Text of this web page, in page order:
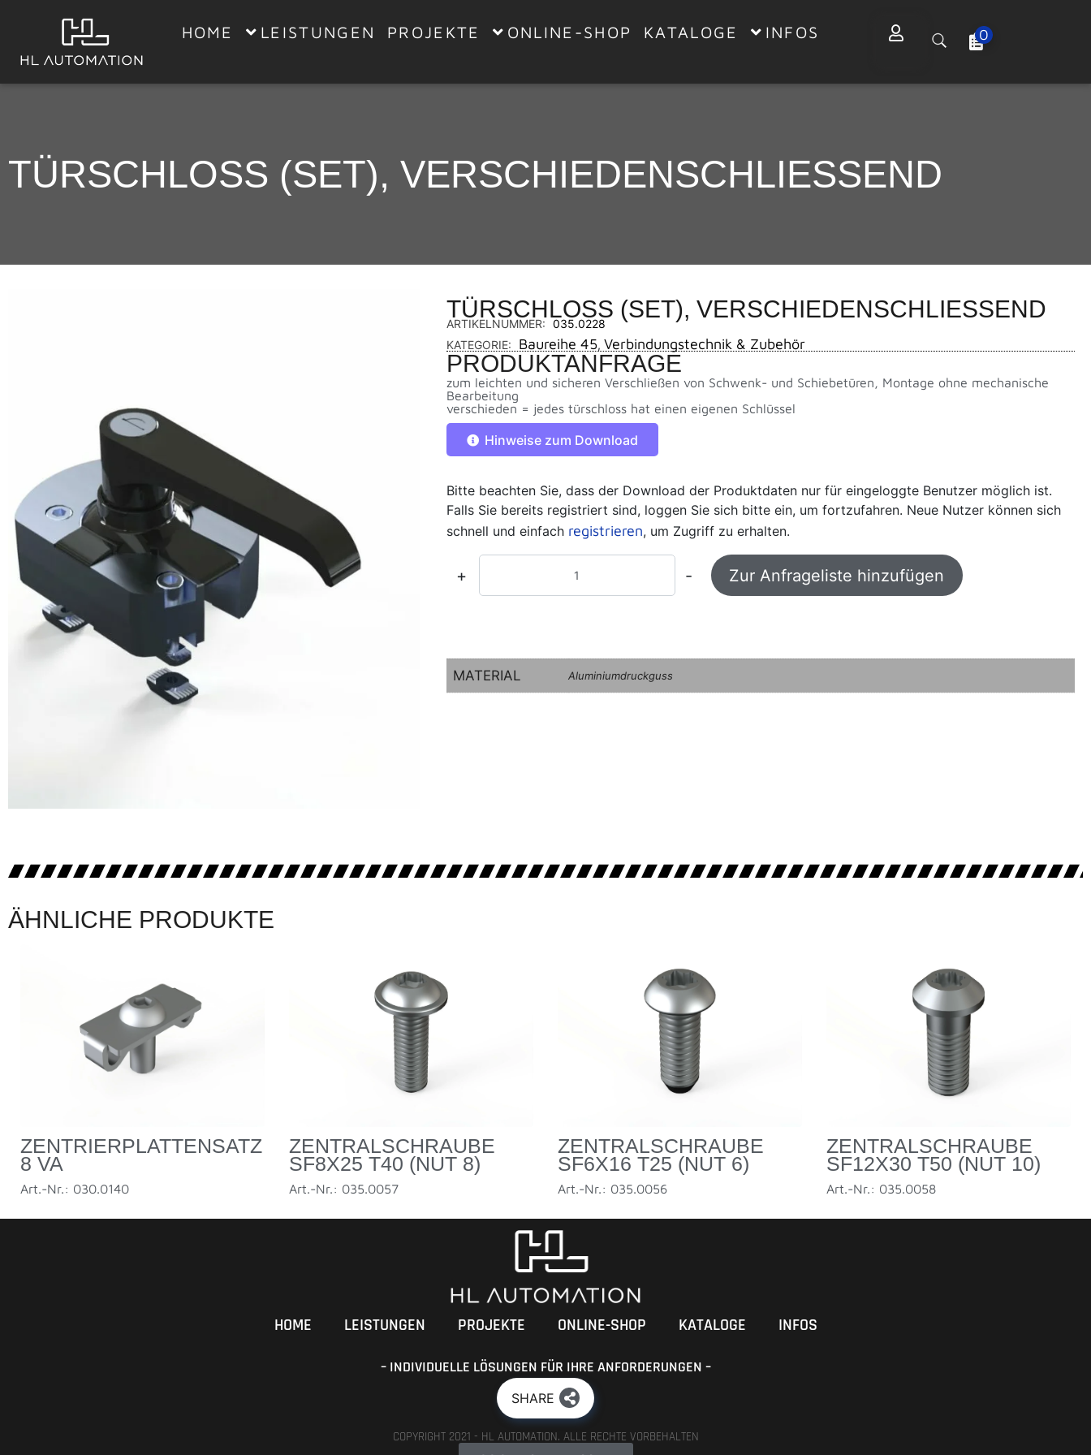
HOME LEISTUNGEN PROJEKTE ONLINE-SHOP KATALOGE INFOS 0
TÜRSCHLOSS (SET), VERSCHIEDENSCHLIESSEND
TÜRSCHLOSS (SET), VERSCHIEDENSCHLIESSEND
ARTIKELNUMMER: 035.0228
KATEGORIE:
Baureihe 45, Verbindungstechnik & Zubehör
PRODUKTANFRAGE
zum leichten und sicheren Verschließen von Schwenk- und Schiebetüren, Montage ohne mechanische
Bearbeitung
verschieden = jedes türschloss hat einen eigenen Schlüssel
Hinweise zum Download
Bitte beachten Sie, dass der Download der Produktdaten nur für eingeloggte Benutzer möglich ist.
Falls Sie bereits registriert sind, loggen Sie sich bitte ein, um fortzufahren. Neue Nutzer können sich
schnell und einfach registrieren, um Zugriff zu erhalten.
+ - Zur Anfrageliste hinzufügen
MATERIAL Aluminiumdruckguss
ÄHNLICHE PRODUKTE
ZENTRIERPLATTENSATZ
8 VA
Art.-Nr.: 030.0140
ZENTRALSCHRAUBE
SF8X25 T40 (NUT 8)
Art.-Nr.: 035.0057
ZENTRALSCHRAUBE
SF6X16 T25 (NUT 6)
Art.-Nr.: 035.0056
ZENTRALSCHRAUBE
SF12X30 T50 (NUT 10)
Art.-Nr.: 035.0058
HOME LEISTUNGEN PROJEKTE ONLINE-SHOP KATALOGE INFOS
– INDIVIDUELLE LÖSUNGEN FÜR IHRE ANFORDERUNGEN –
SHARE
COPYRIGHT 2021 - HL AUTOMATION. ALLE RECHTE VORBEHALTEN